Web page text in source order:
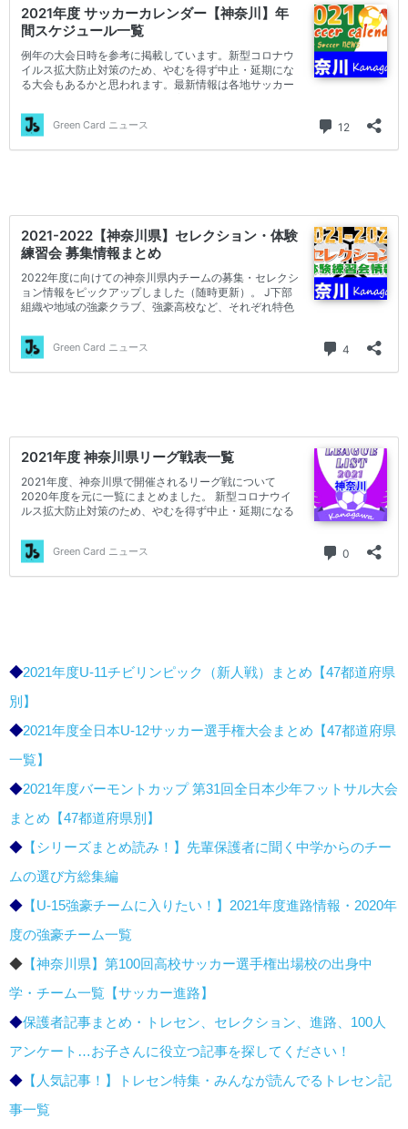
◆2021年度U-11チビリンピック（新人戦）まとめ【47都道府県
別】
◆2021年度全日本U-12サッカー選手権大会まとめ【47都道府県
一覧】
◆2021年度バーモントカップ 第31回全日本少年フットサル大会
まとめ【47都道府県別】
◆ 【シリーズまとめ読み！】先輩保護者に聞く中学からのチー
ムの選び方総集編
◆ 【U-15強豪チームに入りたい！】2021年度進路情報・2020年
度の強豪チーム一覧
◆ 【神奈川県】第100回高校サッカー選手権出場校の出身中
学・チーム一覧【サッカー進路】
◆保護者記事まとめ・トレセン、セレクション、進路、100人
アンケート…お子さんに役立つ記事を探してください！
◆ 【人気記事！】トレセン特集・みんなが読んでるトレセン記
事一覧